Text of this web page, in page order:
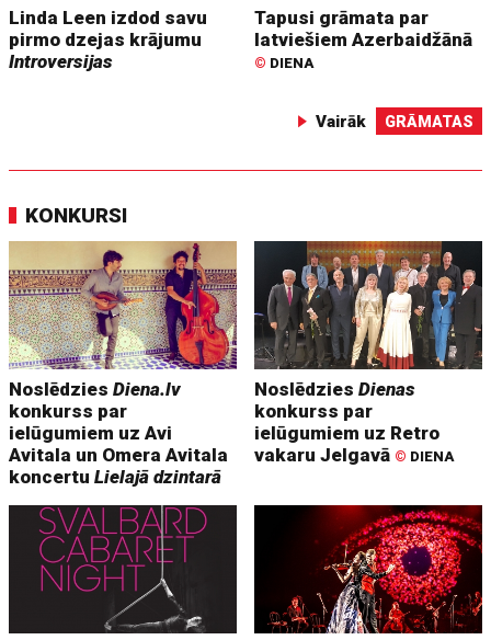
Linda Leen izdod savu
pirmo dzejas krājumu
Introversijas
Tapusi grāmata par
latviešiem Azerbaidžānā
© DIENA
Vairāk GRĀMATAS
KONKURSI
NoslēdziesDiena.lv
konkurss par
ielūgumiem uz Avi
Avitala un Omera Avitala
koncertuLielajā dzintarā
NoslēdziesDienas
konkurss par
ielūgumiem uz Retro
vakaru Jelgavā © DIENA